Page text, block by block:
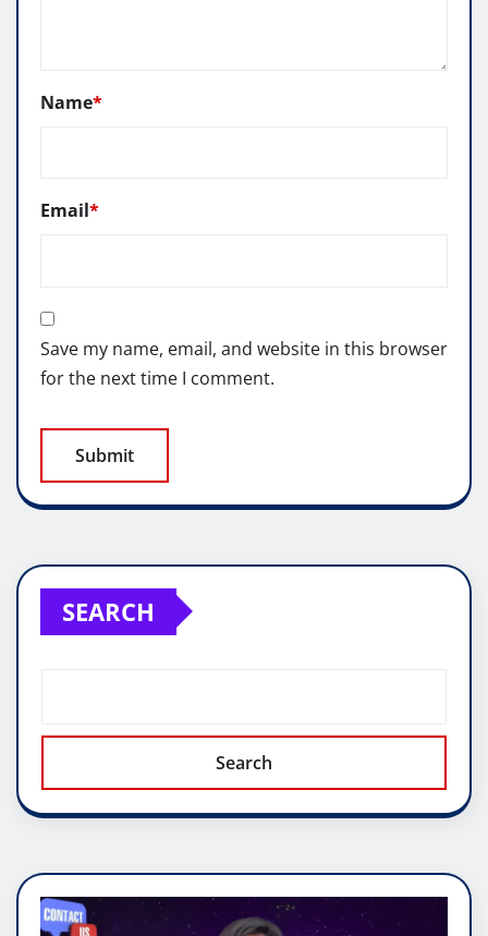
Name*
Email*
Save my name, email, and website in this browser
for the next time I comment.
SEARCH
Search